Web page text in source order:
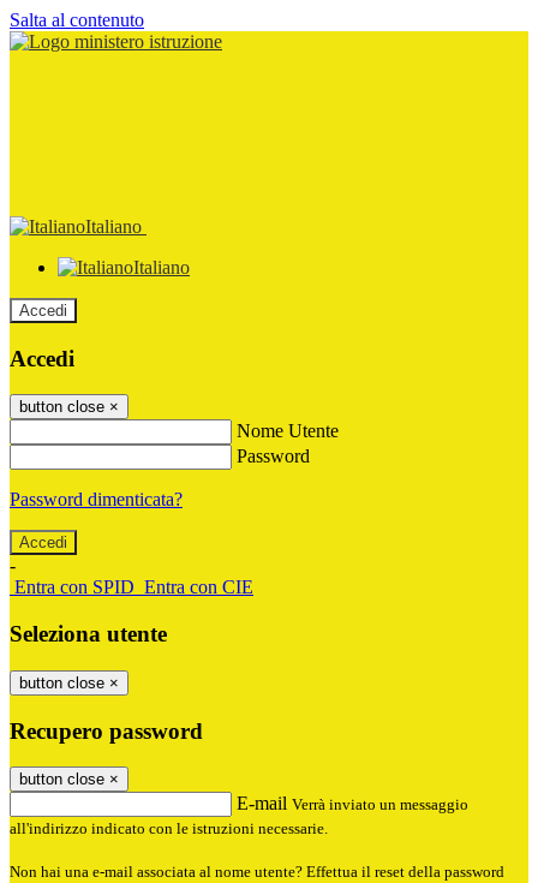
Salta al contenuto
Italiano
Italiano
Accedi
Accedi
button close ×
Nome Utente
Password
Password dimenticata?
-
Entra con SPID Entra con CIE
Seleziona utente
button close ×
Recupero password
button close ×
E-mail Verrà inviato un messaggio
all'indirizzo indicato con le istruzioni necessarie.
Non hai una e-mail associata al nome utente? Effettua il reset della password